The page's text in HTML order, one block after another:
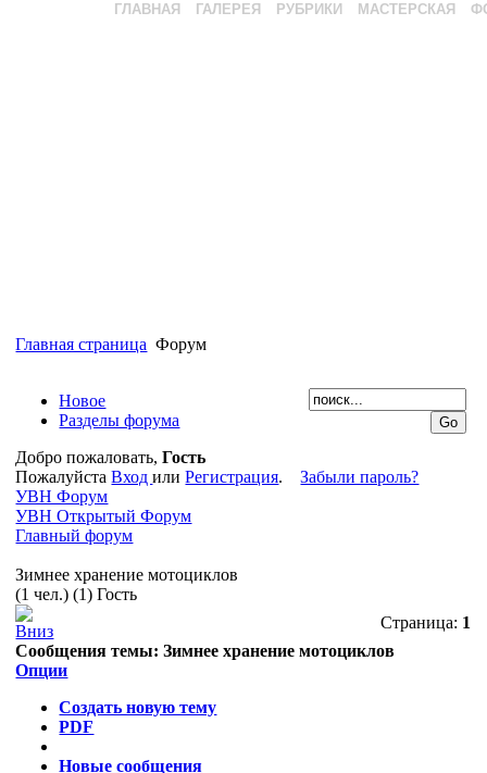
ГЛАВНАЯ ГАЛЕРЕЯ РУБРИКИ МАСТЕРСКАЯ
Главная страница Форум
Новое
Разделы форума
Добро пожаловать,Гость
ПожалуйстаВходилиРегистрация.Забыли пароль?
УВН Форум
УВН Открытый Форум
Главный форум
Зимнее хранение мотоциклов
(1 чел.) (1) Гость
Страница: 1
Сообщения темы: Зимнее хранение мотоциклов
Опции
Создать новую тему
PDF
Новые сообщения